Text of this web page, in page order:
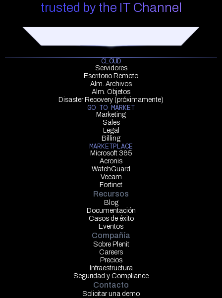
trusted by the IT Channel
CLOUD
Servidores
Escritorio Remoto
Alm. Archivos
Alm. Objetos
Disaster Recovery (próximamente)
GO TO MARKET
Marketing
Sales
Legal
Billing
MARKETPLACE
Microsoft 365
Acronis
WatchGuard
Veeam
Fortinet
Recursos
Blog
Documentación
Casos de éxito
Eventos
Compañía
Sobre Plenit
Careers
Precios
Infraestructura
Seguridad y Compliance
Contacto
Solicitar una demo